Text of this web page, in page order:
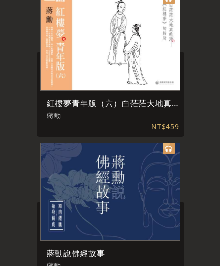
紅樓夢青年版（六）白茫茫大地真乾淨
蔣勳
NT$459
蔣勳說佛經故事